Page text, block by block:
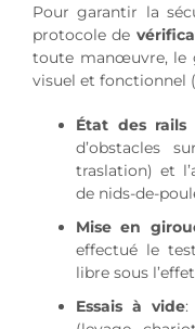
Pour garantir la
protocole de
toute manœuvre, le
visuel et fonctionnel
État des
d’obstacles
traslation) et
de nids-de-
Mise en
effectué le
libre sous
Essais à vide: